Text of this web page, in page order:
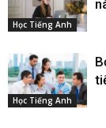
Học Tiếng Anh
Học Tiếng Anh